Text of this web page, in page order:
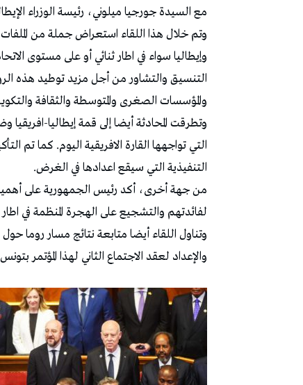
مع السيدة جورجيا ميلوني، رئيسة الوزراء
وتم خلال هذا اللقاء استعراض جملة من
وإيطاليا سواء في اطار ثنائي أو على مستوى
التنسيق والتشاور من أجل مزيد توطيد هذه
والمؤسسات الصغرى والمتوسطة والثقافة
وتطرقت المحادثة أيضا إلى قمة إيطاليا-
التي تواجهها القارة الافريقية اليوم. كما تم
التنفيذية التي سيقع اعدادها في الغرض.
من جهة أخرى، أكد رئيس الجمهورية على أهمية
لفائدتهم والتشجيع على الهجرة المنظمة في اطار
والإعداد لعقد الاجتماع الثاني لهذا المؤتمر